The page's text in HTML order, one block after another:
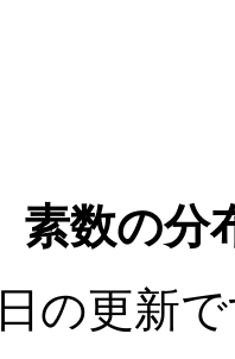
数の分
の更新